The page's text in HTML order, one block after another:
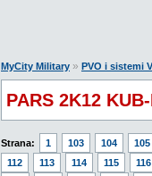
MyCity Military » PVO i sistemi
PARS 2K12
Strana: 1 103 104 105
112
113 114 115 116